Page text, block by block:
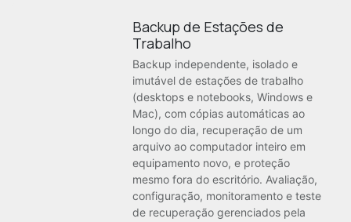
Backup de Estações de
Trabalho
Backup independente, isolado e
imutável de estações de trabalho
(desktops e notebooks, Windows e
Mac), com cópias automáticas ao
longo do dia, recuperação de um
arquivo ao computador inteiro em
equipamento novo, e proteção
mesmo fora do escritório. Avaliação,
configuração, monitoramento e teste
de recuperação gerenciados pela